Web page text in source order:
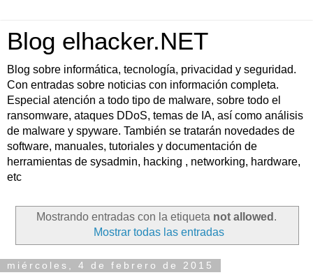
Blog elhacker.NET
Blog sobre informática, tecnología, privacidad y seguridad.
Con entradas sobre noticias con información completa.
Especial atención a todo tipo de malware, sobre todo el
ransomware, ataques DDoS, temas de IA, así como análisis
de malware y spyware. También se tratarán novedades de
software, manuales, tutoriales y documentación de
herramientas de sysadmin, hacking , networking, hardware,
etc
Mostrando entradas con la etiqueta not allowed .
Mostrar todas las entradas
miércoles, 4 de febrero de 2015